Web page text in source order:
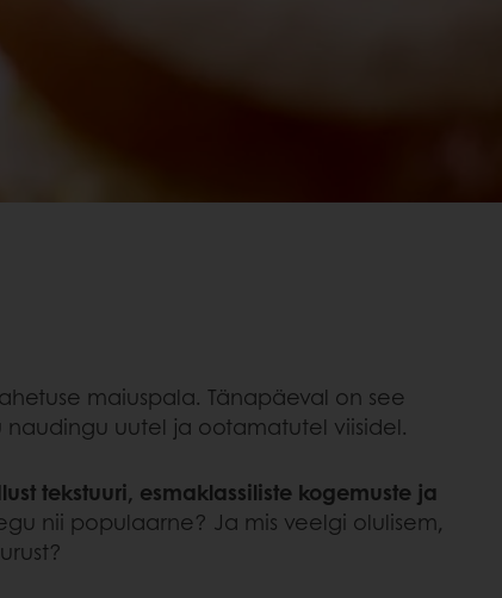
maiuspala. Tänapäeval on see
uutel ja ootamatutel viisidel.
tekstuuri, esmaklassiliste kogemuste ja
nii populaarne? Ja mis veelgi olulisem,